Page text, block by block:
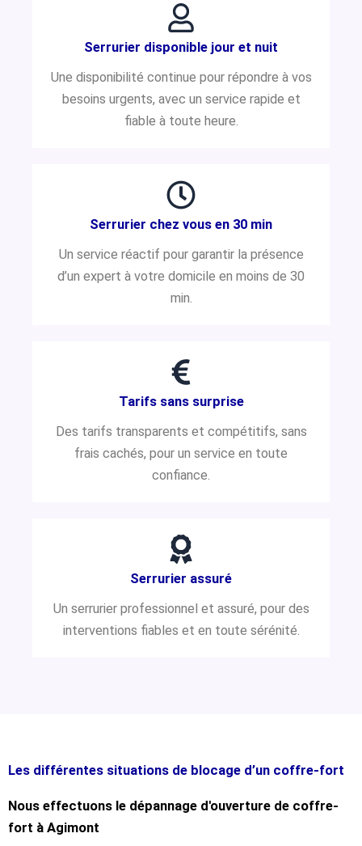
Serrurier disponible jour et nuit
Une disponibilité continue pour répondre à vos
besoins urgents, avec un service rapide et
fiable à toute heure.
Serrurier chez vous en 30 min
Un service réactif pour garantir la présence
d’un expert à votre domicile en moins de 30
min.
Tarifs sans surprise
Des tarifs transparents et compétitifs, sans
frais cachés, pour un service en toute
confiance.
Serrurier assuré
Un serrurier professionnel et assuré, pour des
interventions fiables et en toute sérénité.
Les différentes situations de blocage d’un coffre-fort
Nous effectuons le dépannage d'ouverture de coffre-
fort à Agimont